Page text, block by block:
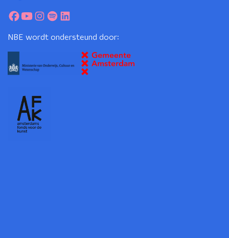
NBE wordt ondersteund door: